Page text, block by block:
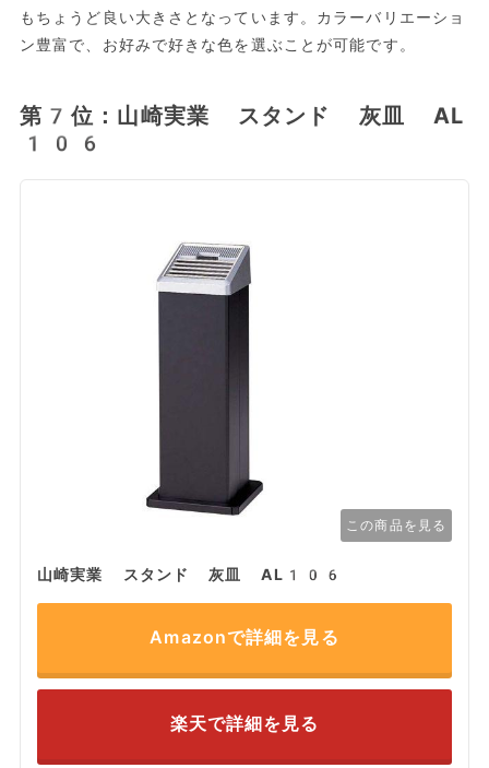
もちょうど良い大きさとなっています。カラーバリエーショ
ン豊富で、お好みで好きな色を選ぶことが可能です。
第7位：山崎実業 スタンド 灰皿 AL
106
この商品を見る
山崎実業 スタンド 灰皿 AL106
Amazonで詳細を見る
楽天で詳細を見る